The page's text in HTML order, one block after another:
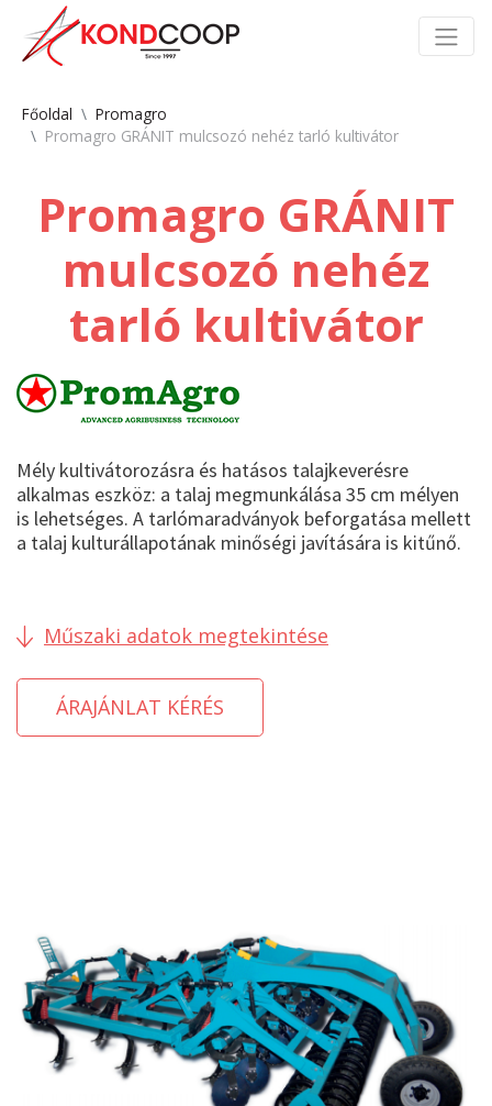
Főoldal
Promagro
Promagro GRÁNIT mulcsozó nehéz tarló kultivátor
Promagro GRÁNIT
mulcsozó nehéz
tarló kultivátor
Mély kultivátorozásra és hatásos talajkeverésre
alkalmas eszköz: a talaj megmunkálása 35 cm mélyen
is lehetséges. A tarlómaradványok beforgatása mellett
a talaj kulturállapotának minőségi javítására is kitűnő.
Műszaki adatok megtekintése
ÁRAJÁNLAT KÉRÉS